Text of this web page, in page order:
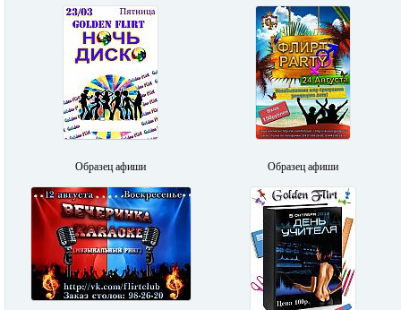
Образец афиши Образец афиши